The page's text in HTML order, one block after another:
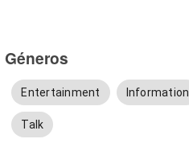
Géneros
Entertainment Information
Talk